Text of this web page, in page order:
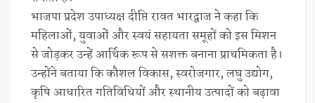
भाजपा प्रदेश उपाध्यक्ष दीप्ति रावत भारद्वाज ने कहा कि
महिलाओं, युवाओं और स्वयं सहायता समूहों को इस मिशन
से जोड़कर उन्हें आर्थिक रूप से सशक्त बनाना प्राथमिकता है।
उन्होंने बताया कि कौशल विकास, स्वरोजगार, लघु उद्योग,
कृषि आधारित गतिविधियों और स्थानीय उत्पादों को बढ़ावा